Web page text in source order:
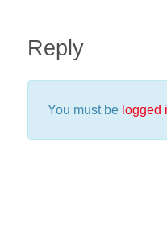
Reply
You must be logged